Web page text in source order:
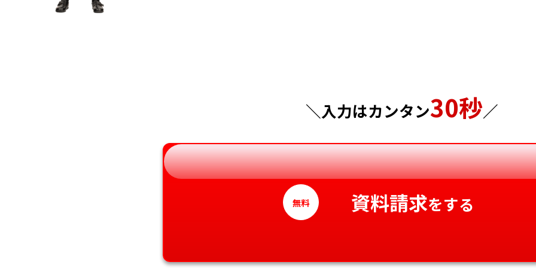
神奈川県
和歌山県
徳島県
香川県
愛媛県
高知県
＼入力はカンタン30秒／
無料 資料請求をする